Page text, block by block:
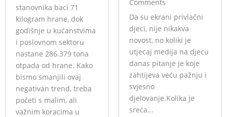
stanovnika baci 71
kilogram hrane, dok
godišnje u kućanstvima
i poslovnom sektoru
nastane 286.379 tona
otpada od hrane. Kako
bismo smanjili ovaj
negativan trend, treba
početi s malim, ali
važnim koracima u
Comments
Da su ekrani privlačni
djeci, nije nikakva
novost, no koliki je
utjecaj medija na djecu
danas pitanje je koje
zahtijeva veću pažnju i
svjesno
djelovanje.Kolika je
sreća...